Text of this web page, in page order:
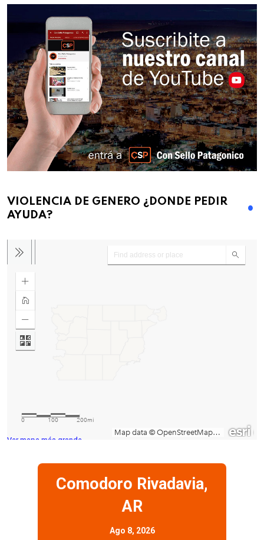
VIOLENCIA DE GENERO ¿DONDE PEDIR
AYUDA?
Ver mapa más grande
Comodoro Rivadavia,
AR
Ago 8, 2026